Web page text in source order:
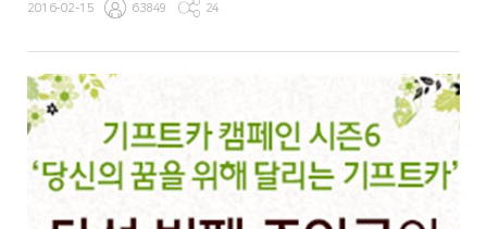
2016-02-15 63849 24